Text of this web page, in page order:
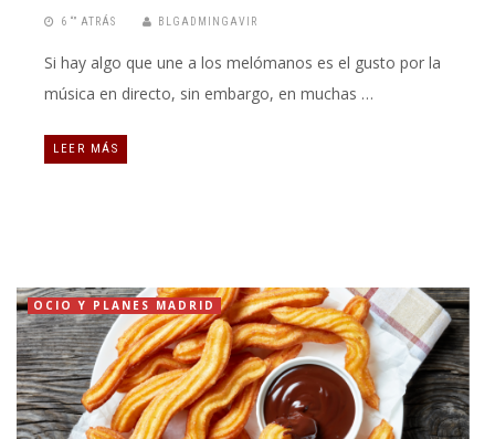
6 “” ATRÁS BLGADMINGAVIR
Si hay algo que une a los melómanos es el gusto por la
música en directo, sin embargo, en muchas …
LEER MÁS
OCIO Y PLANES MADRID